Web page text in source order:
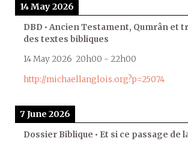
14 May 2026
DBD • Ancien Testament, Qumrân et
des textes bibliques
14 May 2026 20h00 - 22h00
http://michaellanglois.org?p=25074
7 June 2026
Dossier Biblique • Et si ce passage de